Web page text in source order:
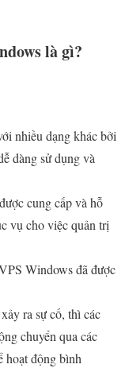
là gì?
nhiều dạng khác bởi
dàng sử dụng và
cung cấp và hỗ
vụ cho việc quản trị
Windows đã được
ra sự cố, thì các
chuyển qua các
hoạt động bình